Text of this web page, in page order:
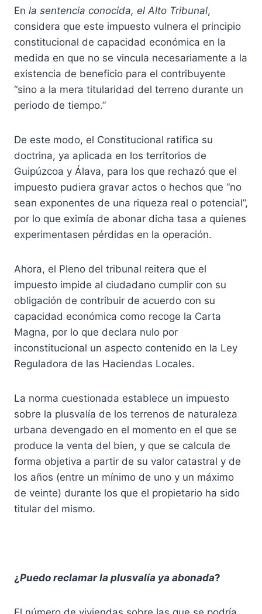
En la sentencia conocida, el Alto Tribunal,
considera que este impuesto vulnera el principio
constitucional de capacidad económica en la
medida en que no se vincula necesariamente a la
existencia de beneficio para el contribuyente
“sino a la mera titularidad del terreno durante un
periodo de tiempo.”
De este modo, el Constitucional ratifica su
doctrina, ya aplicada en los territorios de
Guipúzcoa y Álava, para los que rechazó que el
impuesto pudiera gravar actos o hechos que “no
sean exponentes de una riqueza real o potencial”,
por lo que eximía de abonar dicha tasa a quienes
experimentasen pérdidas en la operación.
Ahora, el Pleno del tribunal reitera que el
impuesto impide al ciudadano cumplir con su
obligación de contribuir de acuerdo con su
capacidad económica como recoge la Carta
Magna, por lo que declara nulo por
inconstitucional un aspecto contenido en la Ley
Reguladora de las Haciendas Locales.
La norma cuestionada establece un impuesto
sobre la plusvalía de los terrenos de naturaleza
urbana devengado en el momento en el que se
produce la venta del bien, y que se calcula de
forma objetiva a partir de su valor catastral y de
los años (entre un mínimo de uno y un máximo
de veinte) durante los que el propietario ha sido
titular del mismo.
¿Puedo reclamar la plusvalía ya abonada?